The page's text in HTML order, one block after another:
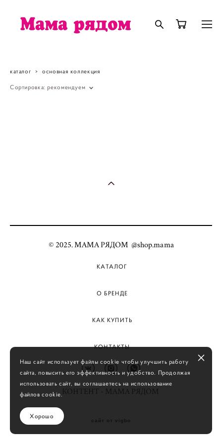
каталог > основная коллекция
Сортировка: рекомендуем
© 2025. МАМА РЯДОМ @shop.mama
КАТАЛОГ
О БРЕНДЕ
КАК КУПИТЬ
КОНТАКТЫ
КОНТЕНТ - МАМА РЯДОМ
сайт от vigbo
Наш сайт использует файлы cookie чтобы улучшить работу
сайта, повысить его эффективность и удобство. Продолжая
использовать сайт, вы соглашаетесь на использование
файлов cookie.
Хорошо